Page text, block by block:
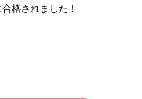
格されました！